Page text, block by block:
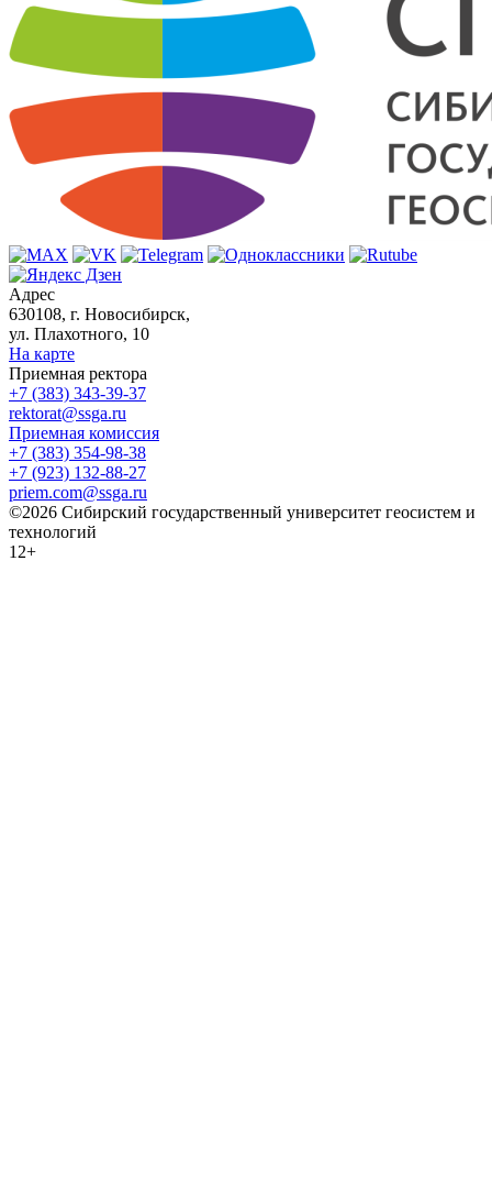
Адрес
630108, г. Новосибирск,
ул. Плахотного, 10
На карте
Приемная ректора
+7 (383) 343-39-37
rektorat@ssga.ru
Приемная комиссия
+7 (383) 354-98-38
+7 (923) 132-88-27
priem.com@ssga.ru
©2026 Сибирский государственный университет геосистем и
технологий
12+